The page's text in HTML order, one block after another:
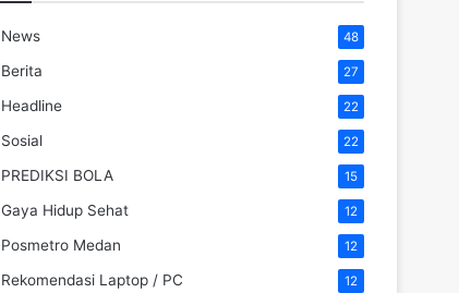
News 48
Berita 27
Headline 22
Sosial 22
PREDIKSI BOLA 15
Gaya Hidup Sehat 12
Posmetro Medan 12
Rekomendasi Laptop / PC 12